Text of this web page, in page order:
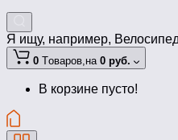
Я ищу, например,
0 Tоваров,на 0 руб.
В корзине пусто!